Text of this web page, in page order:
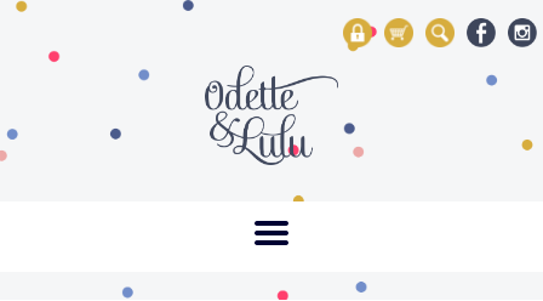
My Account
Mon panier
Rechercher